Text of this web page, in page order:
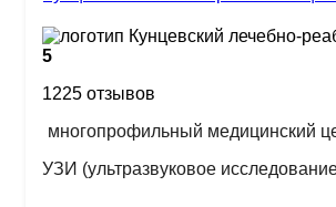
5
1225 отзывов
многопрофильный медицинский
УЗИ (ультразвуковое